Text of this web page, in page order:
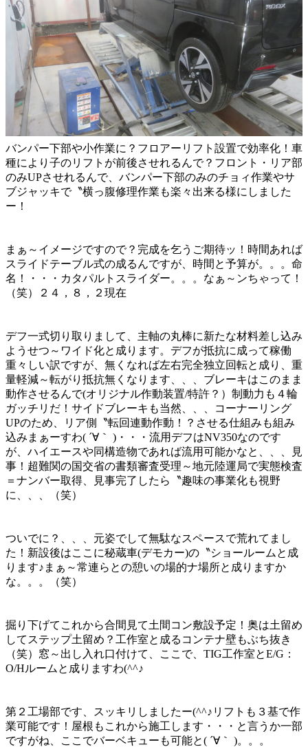
バンパー下部や小作業に？フロアーリフト設置で効率化！車
種により子のリフトが前後させれるんで？フロント・リア部
のみUPさせれるんで、バンパー下部のみのチョィ作業やサ
ブジャッキで〝横っ腹修理作業も楽々出来る様にしました
ー！
まぁ～イメージですので？完成を乞うご期待ッ！時間あれば
スライドテーブル式の成るんですが、時間と予算が。。。命
名！・・・カタパルトスライダー。。。なぁ～ンちゃって！
（笑）２４，８，２現在
デフ一式切り取りまして、主軸の丸棒に新たな材料差し込み
ようせつ～ワイド化と成ります。デフが抵抗に成って稼働
重々しい訳ですが、無くなれば左右完全独立回転と成り、重
量軽減～転がり抵抗無くなります、、、ブレーキはこのまま
動作させるんで(オリジナル作動装置/特許？）制動力も４輪
ガッチリだ！サイドブレーキも当然、、、コーナーリング
UPのため、リア側〝転回連動作動！？させる仕組みも組み
込みまぁーすわ( ´∀｀ )・・・流用デフはNV350なのです
が、ハイエースや同構造物であれば流用可能かなと、、、見
事！超難関の国交省の書類審査受理～地元陸運局で実態検査
＝ナンバー取得、見事完了したら〝趣味の事業化も視野
に、、、（笑）
ついでに？、、、元姿でして無駄なスペースで荒れてまし
た！新設後はここに秘蔵車(デモカー)の〝ショールームと成
ります♪まぁ～常連らとの憩いの場的ナ場所と成りますか
な。。。（笑）
掘り下げてこれから合間見て土間コン敷設予定！奥は土留め
してステップ土留め？工作室と成るコンテナ壁もぶち抜き
（笑）窓～出し入れ口付けて、ここで、TIG工作室とE/G：
O/Hルームと成りますわ(^^♪
第２工場部です、スッキリしましたー(^^♪リフトも３基で作
業可能です！屋根もこれから施工します・・・と言うか一部
ですがね、ここでバーベキューも可能と( ´∀｀ )。。。